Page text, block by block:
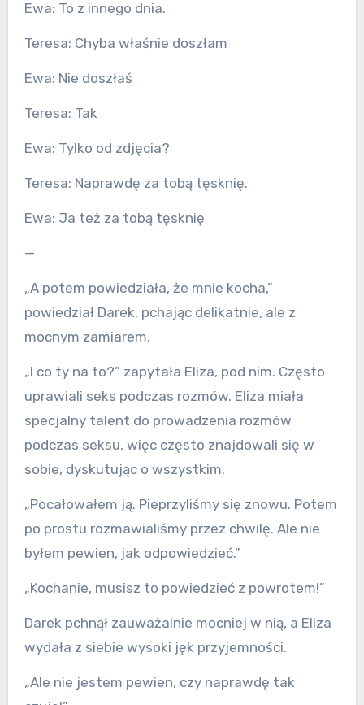
Ewa: To z innego dnia.
Teresa: Chyba właśnie doszłam
Ewa: Nie doszłaś
Teresa: Tak
Ewa: Tylko od zdjęcia?
Teresa: Naprawdę za tobą tęsknię.
Ewa: Ja też za tobą tęsknię
—
„A potem powiedziała, że mnie kocha,”
powiedział Darek, pchając delikatnie, ale z
mocnym zamiarem.
„I co ty na to?” zapytała Eliza, pod nim. Często
uprawiali seks podczas rozmów. Eliza miała
specjalny talent do prowadzenia rozmów
podczas seksu, więc często znajdowali się w
sobie, dyskutując o wszystkim.
„Pocałowałem ją. Pieprzyliśmy się znowu. Potem
po prostu rozmawialiśmy przez chwilę. Ale nie
byłem pewien, jak odpowiedzieć.”
„Kochanie, musisz to powiedzieć z powrotem!”
Darek pchnął zauważalnie mocniej w nią, a Eliza
wydała z siebie wysoki jęk przyjemności.
„Ale nie jestem pewien, czy naprawdę tak